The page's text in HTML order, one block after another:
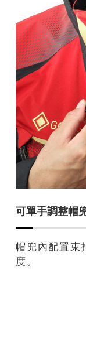
可單手調整帽
帽兜內配置束
度。